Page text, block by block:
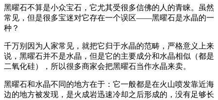
黑曜石不算是小众宝石，它尤其受很多信佛的人的青睐。虽然
常见，但是很多宝迷对它存在一个误区——黑曜石是水晶的一
种？
千万别因为人家常见，就把它归于水晶的范畴，严格意义上来
说，黑曜石并不是水晶，但是它的主要成分和水晶相似（都是
二氧化硅），所以很多商家会把黑曜石当作水晶来卖。
黑曜石和水晶不同的地方在于：它一般都是在火山喷发靠近海
边的地方被发现，是火成岩迅速冷却之后形成的，没有足够长